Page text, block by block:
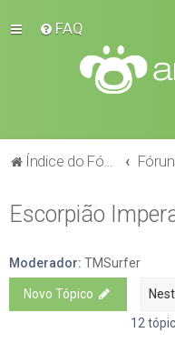
FAQ
Índice do Fórum
Escorpião
Moderador: TMSurfer
Novo Tópico
12